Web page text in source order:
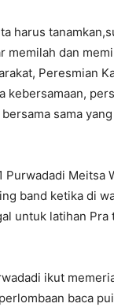
harus
dan
Peresmian
sama
Purwadadi Meitsa
band ketika di
untuk latihan
ikut
baca